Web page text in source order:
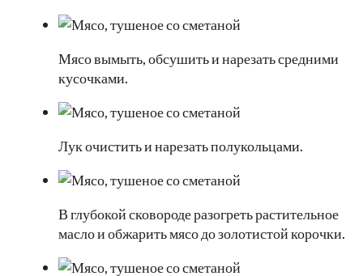
Мясо вымыть, обсушить и нарезать средними
кусочками.
Лук очистить и нарезать полукольцами.
В глубокой сковороде разогреть растительное
масло и обжарить мясо до золотистой корочки.